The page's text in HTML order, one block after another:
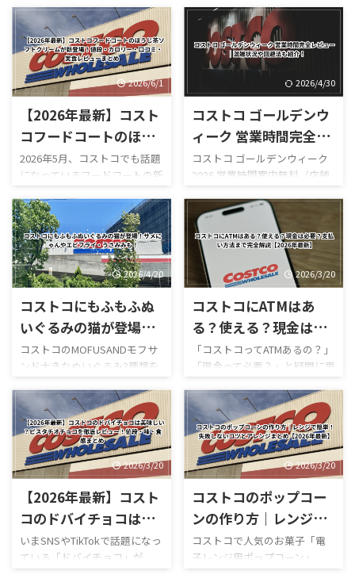
2026/6/1
【2026年最新】コスト
コフードコートのほう
じ茶ソフトクリームが
新登場！値段・カロリ
ー・口コミ・実食レビ
ューまとめ
2026年5月、コストコでも話題
になっているフードコートの新
作スイーツ「ほうじ茶ソフト
クリーム」が登場しました！
ほうじ茶好きにはたまらない
和スイーツで、販売開始直後か
らSNSでも話題になっていま
す。 今回は実際に食べた感想
をもとに、 値段 カロリー予想
味の特徴 ミックスとの違い 口
コミ評判 おすすめ度 まで徹底
ている方はぜひ参考にしてく
ださい。 写真付きのレビュー
が見たい方はこちらをご覧く
ださい。
https://hubmedia.co.jp/costc
o/costco-i ...
2026/4/30
コストコ ゴールデンウ
ィーク 営業時間完全レ
ビュー｜混雑状況や回
避法も紹介！
コストコ ゴールデンウィーク
2026 営業時間案内無料（店舗
利用時）／デリバリーは別途
送料ありGW2026-COSTCO-01
GWゴールデンウィーク期間中
のコストコ営業時間と混雑状
況について詳しくはこちら GW
ゴールデンウィーク期間中の
お買い得コストコ割引セール
商品一覧はこちら GWゴールデ
ンウィーク期間中のコストコ
がゴールデンウィークにコス
トコを訪れるのは毎年の楽し
みの一つですが、この時期の
営業時間変更や混雑状況には
いつも気を遣います。特に
2026年のゴールデンウィーク
は最 ...
2026/4/20
コストコにもふもふぬ
いぐるみの猫が登場！
サメにゃんやエビフラ
イ・うさみみも！
コストコのMOFUSANDモフサ
ンド大きなぬいぐるみ3種類を
徹底解説｜値段・種類・口コ
ミ感想まとめ コストコ新商
品・おもちゃレビュー コスト
コのMOFUSANDモフサンド大
きなぬいぐるみ3種類を徹底解
説！値段・種類・おすすめポ
イントまとめ コストコのおも
ちゃコーナーで見かけるとつい
足を止めてしまう、
大きなぬいぐるみ。この記事
では、コストコで販売されて
2026/3/20
コストコにATMはあ
る？使える？現金は必
要？支払い方法まで完
全解説【2026年最新】
「コストコってATMあるの？」
「現金って必要？」と疑問に思
ったことはありませんか？ 結
論から言うと、コストコは基本
的にキャッシュレス中心の店
舗で、ATMの設置状況や使い方
も一般のスーパーとは少し違
います。 この記事では、コス
トコのATM事情について、設置
の有無・使える銀行・手数
料・現金が必要な場面までわ
結論・コストコ店舗内にATMが
ある場合もあるが「必ずある
2026/3/20
【2026年最新】コスト
コのドバイチョコは美
味しい？ピスタチオチ
ョコを徹底レビュー！
いまSNSやTikTokで話題になっ
ている「ドバイチョコ」が、
ついにコストコでも販売され
2026/3/20
コストコのポップコー
ンの作り方｜レンジで
簡単！失敗しないコツ
とアレンジまとめ
コストコで人気のお菓子「電
子レンジ用ポップコーン」。
「どうやって作るの？」「爆発